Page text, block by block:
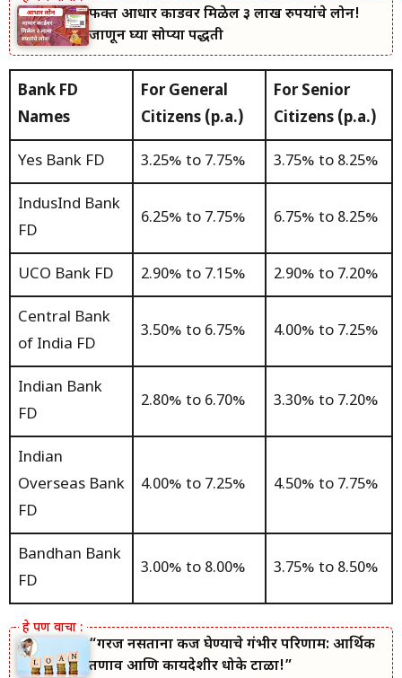
फक्त आधार कार्डवर मिळेल ३ लाख रुपयांचे लोन!
जाणून घ्या सोप्या पद्धती
Bank FD
Names
For General
Citizens (p.a.)
For Senior
Citizens (p.a.)
Yes Bank FD 3.25% to 7.75% 3.75% to 8.25%
IndusInd Bank
FD
6.25% to 7.75% 6.75% to 8.25%
UCO Bank FD 2.90% to 7.15% 2.90% to 7.20%
Central Bank
of India FD
3.50% to 6.75% 4.00% to 7.25%
Indian Bank
FD
2.80% to 6.70% 3.30% to 7.20%
Indian
Overseas Bank
FD
4.00% to 7.25% 4.50% to 7.75%
Bandhan Bank
FD
3.00% to 8.00% 3.75% to 8.50%
“गरज नसताना कर्ज घेण्याचे गंभीर परिणाम: आर्थिक
तणाव आणि कायदेशीर धोके टाळा!”